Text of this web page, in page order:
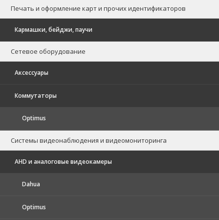
Печать и оформление карт и прочих идентификаторов
Кармашки, бейджи, паучи
Сетевое оборудование
Аксессуары
Коммутаторы
Optimus
Системы видеонаблюдения и видеомониторинга
AHD и аналоговые видеокамеры
Dahua
Optimus